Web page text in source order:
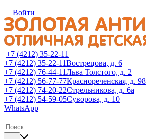
Войти
+7 (4212) 35-22-11
+7 (4212) 35-22-11Вострецова, д. 6
+7 (4212) 76-44-11Льва Толстого, д. 2
+7 (4212) 56-77-77Краснореченская, д. 98
+7 (4212) 74-20-22Стрельникова, д. 6а
+7 (4212) 54-59-05Суворова, д. 10
WhatsApp